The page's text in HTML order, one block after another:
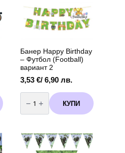
Банер Happy Birthday
– Футбол (Football)
вариант 2
3,53 €/ 6,90 лв.
количество
за
Банер
Happy
Футбол
(Football)
вариант
КУПИ